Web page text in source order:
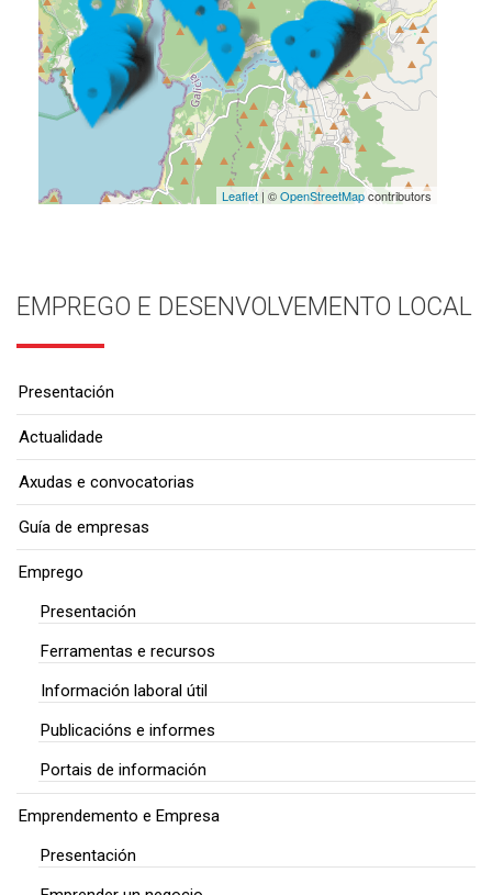
Leaflet| ©OpenStreetMapcontributors
EMPREGO E DESENVOLVEMENTO LOCAL
Presentación
Actualidade
Axudas e convocatorias
Guía de empresas
Emprego
Presentación
Ferramentas e recursos
Información laboral útil
Publicacións e informes
Portais de información
Emprendemento e Empresa
Presentación